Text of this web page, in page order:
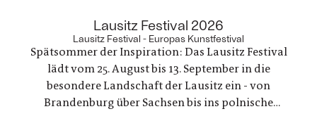
Lausitz Festival 2026
Lausitz Festival - Europas Kunstfestival
Spätsommer der Inspiration: Das Lausitz Festival
lädt vom 25. August bis 13. September in die
besondere Landschaft der Lausitz ein - von
Brandenburg über Sachsen bis ins polnische